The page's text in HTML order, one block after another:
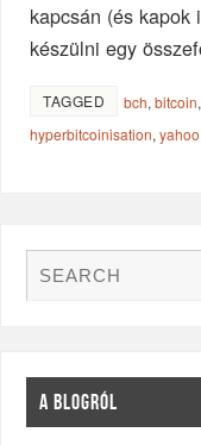
kapcsán (és kapok
készülni egy
TAGGED bch,bitcoin
hyperbitcoinisation,yahoo
A BLOGRÓL